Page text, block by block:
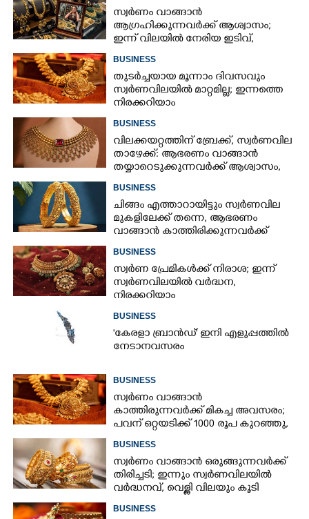
സ്വർണം വാങ്ങാൻ
ആഗ്രഹിക്കുന്നവർക്ക് ആശ്വാസം;
ഇന്ന് വിലയിൽ നേരിയ ഇടിവ്,
BUSINESS
തുടർച്ചയായ മൂന്നാം ദിവസവും
സ്വർണവിലയിൽ മാറ്റമില്ല; ഇന്നത്തെ
നിരക്കറിയാം
BUSINESS
വിലക്കയറ്റത്തിന് ബ്രേക്ക്, സ്വർണവില
താഴേക്ക്: ആഭരണം വാങ്ങാൻ
തയ്യാറെടുക്കുന്നവർക്ക് ആശ്വാസം,
BUSINESS
ചിങ്ങം എത്താറായിട്ടും സ്വർണവില
മുകളിലേക്ക് തന്നെ,​ ആഭരണം
വാങ്ങാൻ കാത്തിരിക്കുന്നവർക്ക്
BUSINESS
സ്വർണ പ്രേമികൾക്ക് നിരാശ; ഇന്ന്
സ്വർണവിലയിൽ വർദ്ധന,
നിരക്കറിയാം
BUSINESS
"കേരളാ ബ്രാൻഡ്" ഇനി എളുപ്പത്തിൽ
നേടാനവസരം
BUSINESS
സ്വർണം വാങ്ങാൻ
കാത്തിരുന്നവർക്ക് മികച്ച അവസരം;
പവന് ഒറ്റയടിക്ക് 1000 രൂപ കുറഞ്ഞു,
BUSINESS
സ്വർണം വാങ്ങാൻ ഒരുങ്ങുന്നവർക്ക്
തിരിച്ചടി; ഇന്നും സ്വർണവിലയിൽ
വർദ്ധനവ്, വെള്ളി വിലയും കൂടി
BUSINESS